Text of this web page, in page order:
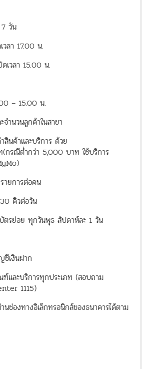
วัน
ลา 17.00 น.
เวลา 15.00 น.
– 15.00 น.
จำนวนลูกค้าในสาขา
สินค้าและบริการ ด้วย
กรณีต่ำกว่า 5,000 บาท ใช้บริการ
ายการต่อคน
คิวต่อวัน
ตรย่อย ทุกวันพุธ สัปดาห์ละ 1 วัน
เงินฝาก
และบริการทุกประเภท (สอบถาม
1115)
นช่องทางอิเล็กทรอนิกส์ของธนาคารได้ตาม